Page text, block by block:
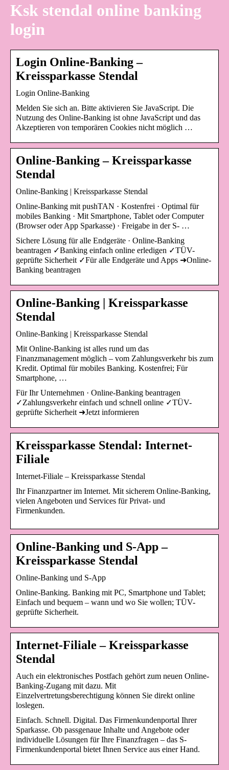
Ksk stendal online banking
login
Login Online-Banking –
Kreissparkasse Stendal
Login Online-Banking
Melden Sie sich an. Bitte aktivieren Sie JavaScript. Die
Nutzung des Online-Banking ist ohne JavaScript und das
Akzeptieren von temporären Cookies nicht möglich …
Online-Banking – Kreissparkasse
Stendal
Online-Banking | Kreissparkasse Stendal
Online-Banking mit pushTAN · Kostenfrei · Optimal für
mobiles Banking · Mit Smartphone, Tablet oder Computer
(Browser oder App Sparkasse) · Freigabe in der S- …
Sichere Lösung für alle Endgeräte · Online-Banking
beantragen ✓Banking einfach online erledigen ✓TÜV-
geprüfte Sicherheit ✓Für alle Endgeräte und Apps ➜Online-
Banking beantragen
Online-Banking | Kreissparkasse
Stendal
Online-Banking | Kreissparkasse Stendal
Mit Online-Banking ist alles rund um das
Finanzmanagement möglich – vom Zahlungsverkehr bis zum
Kredit. Optimal für mobiles Banking. Kostenfrei; Für
Smartphone, …
Für Ihr Unternehmen · Online-Banking beantragen
✓Zahlungsverkehr einfach und schnell online ✓TÜV-
geprüfte Sicherheit ➜Jetzt informieren
Kreissparkasse Stendal: Internet-
Filiale
Internet-Filiale – Kreissparkasse Stendal
Ihr Finanzpartner im Internet. Mit sicherem Online-Banking,
vielen Angeboten und Services für Privat- und
Firmenkunden.
Online-Banking und S-App –
Kreissparkasse Stendal
Online-Banking und S-App
Online-Banking. Banking mit PC, Smartphone und Tablet;
Einfach und bequem – wann und wo Sie wollen; TÜV-
geprüfte Sicherheit.
Internet-Filiale – Kreissparkasse
Stendal
Auch ein elektronisches Postfach gehört zum neuen Online-
Banking-Zugang mit dazu. Mit
Einzelvertretungsberechtigung können Sie direkt online
loslegen.
Einfach. Schnell. Digital. Das Firmenkundenportal Ihrer
Sparkasse. Ob passgenaue Inhalte und Angebote oder
individuelle Lösungen für Ihre Finanzfragen – das S-
Firmenkundenportal bietet Ihnen Service aus einer Hand.